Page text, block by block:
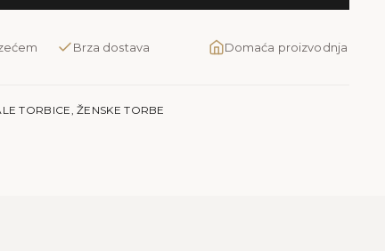
Brza dostava Domaća proizvodnja
TORBICE,ŽENSKE TORBE